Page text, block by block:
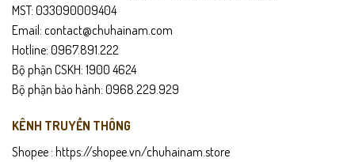
MST: 033090009404
Email: contact@chuhainam.com
Hotline: 0967.891.222
Bộ phận CSKH: 1900 4624
Bộ phận bảo hành: 0968.229.929
KÊNH TRUYỀN THÔNG
Shopee : https://shopee.vn/chuhainam.store